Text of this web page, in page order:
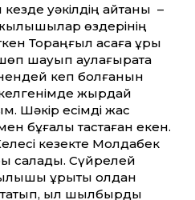
уәкілдің айтқаны –
өздерінің
Тораңғыл қасқаға құрық
шауып аулағырақта
кеп болғанын
жырдай
Шәкір есімді жас
бұғалық тастаған екен.
кезекте Молдабек
салады. Сүйрелей
құрықты қолдан
қыл шылбырды